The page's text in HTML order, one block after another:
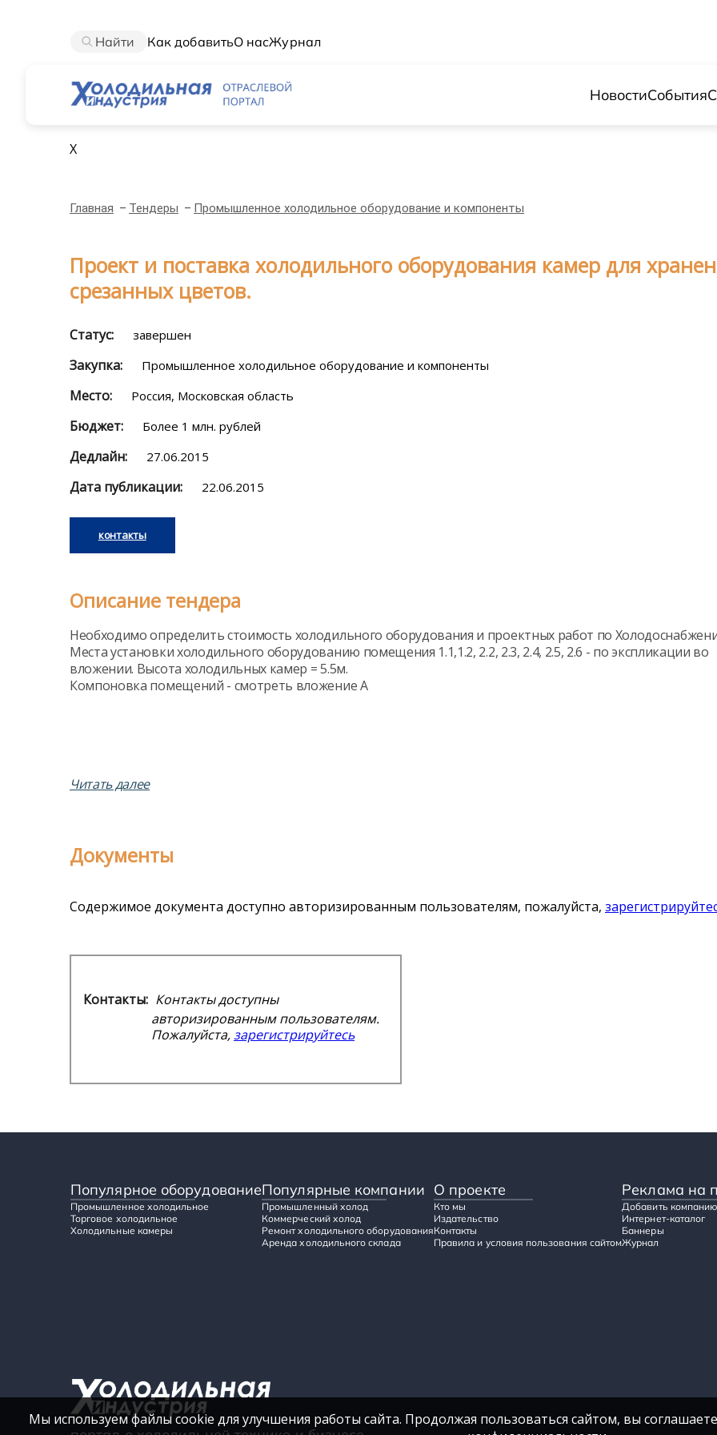
Найти Как добавитьО насЖурнал
НовостиСобытия
X
Главная Тендеры Промышленное холодильное оборудование и компоненты
Проект и поставка холодильного оборудования камер для
срезанных цветов.
Статус: завершен
Закупка: Промышленное холодильное оборудование и компоненты
Место: Россия, Московская область
Бюджет: Более 1 млн. рублей
Дедлайн: 27.06.2015
Дата публикации: 22.06.2015
контакты
Описание тендера
Необходимо определить стоимость холодильного оборудования и проектных работ по
Места установки холодильного оборудованию помещения 1.1,1.2, 2.2, 2.3, 2.4, 2.5, 2.6 - по экспликации во
вложении. Высота холодильных камер = 5.5м.
Компоновка помещений - смотреть вложение А
Читать далее
Документы
Содержимое документа доступно авторизированным пользователям, пожалуйста,
Контакты: Контакты доступны
авторизированным пользователям.
Пожалуйста,зарегистрируйтесь
Популярное оборудование
Промышленное холодильное
Торговое холодильное
Холодильные камеры
Популярные компании
Промышленный холод
Коммерческий холод
Ремонт холодильного оборудования
Аренда холодильного склада
О проекте
Кто мы
Издательство
Контакты
Правила и условия пользования сайтом
Реклама на
Добавить
Интернет-каталог
Баннеры
Журнал
Мы используем файлы cookie для улучшения работы сайта. Продолжая пользоваться сайтом, вы